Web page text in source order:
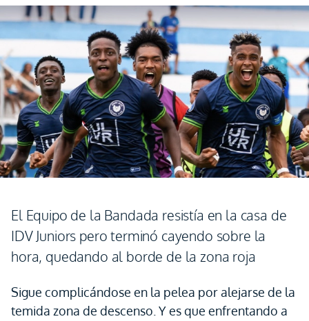
El Equipo de la Bandada resistía en la casa de
IDV Juniors pero terminó cayendo sobre la
hora, quedando al borde de la zona roja
Sigue complicándose en la pelea por alejarse de la
temida zona de descenso. Y es que enfrentando a